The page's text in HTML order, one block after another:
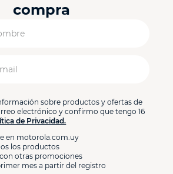
compra
sobre productos y ofertas de
electrónico y confirmo que tengo 16
de Privacidad.
en motorola.com.uy
los productos
otras promociones
mes a partir del registro